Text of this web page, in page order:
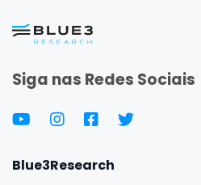
Siga nas Redes Sociais
Blue3Research